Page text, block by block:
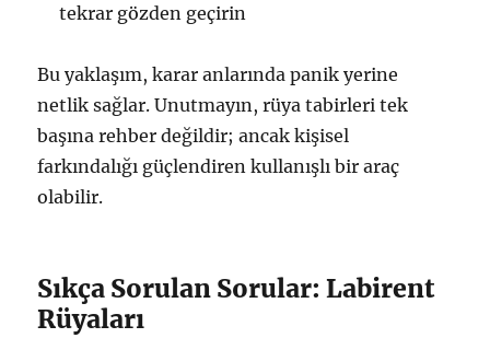
tekrar gözden geçirin
Bu yaklaşım, karar anlarında panik yerine
netlik sağlar. Unutmayın, rüya tabirleri tek
başına rehber değildir; ancak kişisel
farkındalığı güçlendiren kullanışlı bir araç
olabilir.
Sıkça Sorulan Sorular: Labirent
Rüyaları